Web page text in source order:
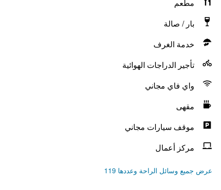
مطعم
بار / صالة
خدمة الغرف
تأجير الدراجات الهوائية
واي فاي مجاني
مقهى
موقف سيارات مجاني
مركز أعمال
عرض جميع وسائل الراحة وعددها 119